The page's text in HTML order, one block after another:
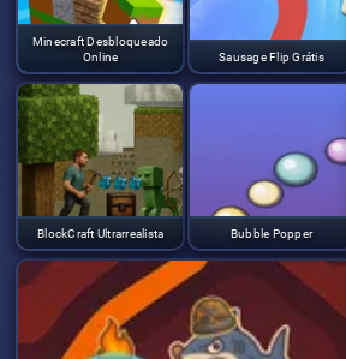
Minecraft Desbloqueado
Online
Sausage Flip Grátis
BlockCraft Ultrarrealista Bubble Popper